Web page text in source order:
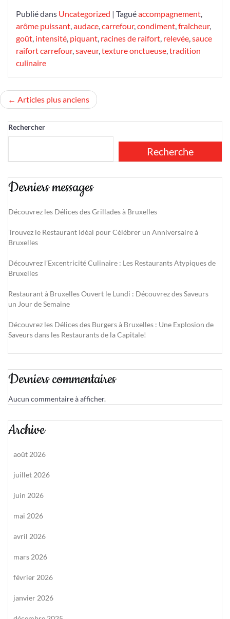
Publié dans Uncategorized | Taguéaccompagnement,
arôme puissant,audace,carrefour,condiment,fraîcheur,
goût, intensité, piquant, racines de raifort, relevée,sauce
raifort carrefour,saveur,texture onctueuse,tradition
culinaire
Navigation
des
articles
Articles plus anciens
Rechercher
Recherche
Derniers messages
Découvrez les Délices des Grillades à Bruxelles
Trouvez le Restaurant Idéal pour Célébrer un Anniversaire à
Bruxelles
Découvrez l’Excentricité Culinaire : Les Restaurants Atypiques de
Bruxelles
Restaurant à Bruxelles Ouvert le Lundi : Découvrez des Saveurs
un Jour de Semaine
Découvrez les Délices des Burgers à Bruxelles : Une Explosion de
Saveurs dans les Restaurants de la Capitale!
Derniers commentaires
Aucun commentaire à afficher.
Archive
août 2026
juillet 2026
juin 2026
mai 2026
avril 2026
mars 2026
février 2026
janvier 2026